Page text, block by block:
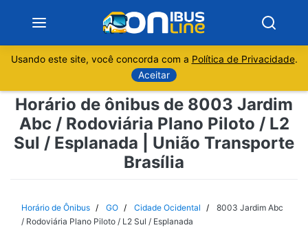
Sobre
Minas Gerais
Rio de Janeiro
Usando este site, você concorda com a Política de Privacidade.
Aceitar
Horário de ônibus de 8003 Jardim
Abc / Rodoviária Plano Piloto / L2
Sul / Esplanada | União Transporte
Brasília
Horário de Ônibus GO Cidade Ocidental
8003 Jardim Abc
/ Rodoviária Plano Piloto / L2 Sul / Esplanada